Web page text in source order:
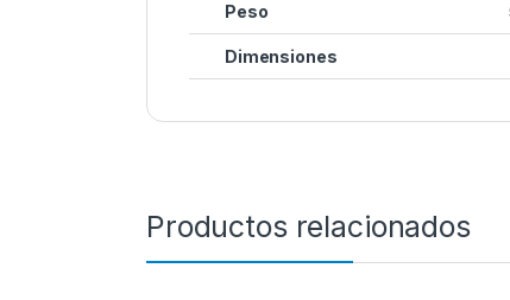
Peso
Dimensiones
Productos relacionados